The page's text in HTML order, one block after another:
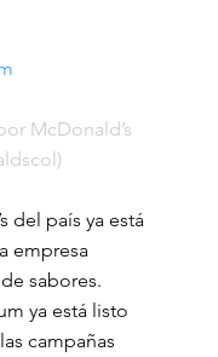
McDonald’s
del país ya está
empresa
sabores.
ya está listo
campañas